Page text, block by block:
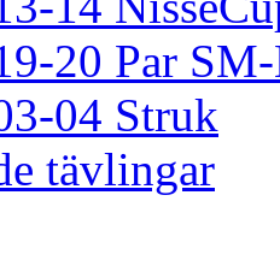
20 Par
04 Struk
tävlingar